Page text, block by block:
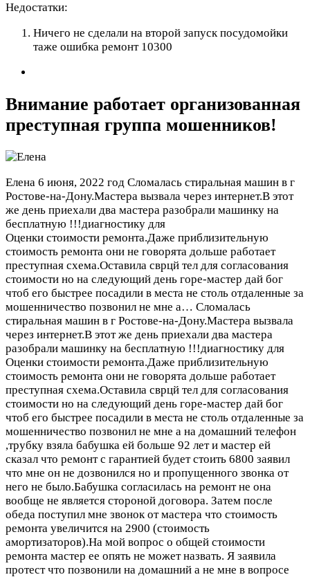
Недостатки:
Ничего не сделали на второй запуск посудомойки
таже ошибка ремонт 10300
Внимание работает организованная
преступная группа мошенников!
Елена 6 июня, 2022 год Сломалась стиральная машин в г
Ростове-на-Дону.Мастера вызвала через интернет.В этот
же день приехали два мастера разобрали машинку на
бесплатную !!!диагностику для
Оценки стоимости ремонта.Даже приблизительную
стоимость ремонта они не говорята дольше работает
преступная схема.Оставила сврцй тел для согласования
стоимости но на следующий день горе-мастер дай бог
чтоб его быстрее посадили в места не столь отдаленные за
мошенничество позвонил не мне а… Сломалась
стиральная машин в г Ростове-на-Дону.Мастера вызвала
через интернет.В этот же день приехали два мастера
разобрали машинку на бесплатную !!!диагностику для
Оценки стоимости ремонта.Даже приблизительную
стоимость ремонта они не говорята дольше работает
преступная схема.Оставила сврцй тел для согласования
стоимости но на следующий день горе-мастер дай бог
чтоб его быстрее посадили в места не столь отдаленные за
мошенничество позвонил не мне а на домашний телефон
,трубку взяла бабушка ей больше 92 лет и мастер ей
сказал что ремонт с гарантией будет стоить 6800 заявил
что мне он не дозвонился но и пропущенного звонка от
него не было.Бабушка согласилась на ремонт не она
вообще не является стороной договора. Затем после
обеда поступил мне звонок от мастера что стоимость
ремонта увеличится на 2900 (стоимость
амортизаторов).На мой вопрос о общей стоимости
ремонта мастер ее опять не может назвать. Я заявила
протест что позвонили на домашний а не мне в вопросе